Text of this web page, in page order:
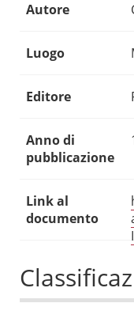
Autore
Luogo
Editore
Anno di
pubblicazione
Link al
documento